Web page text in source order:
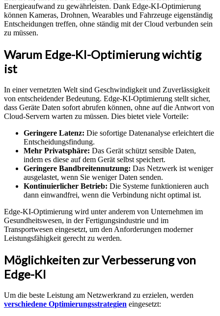
Energieaufwand zu gewährleisten. Dank Edge-KI-Optimierung
können Kameras, Drohnen, Wearables und Fahrzeuge eigenständig
Entscheidungen treffen, ohne ständig mit der Cloud verbunden sein
zu müssen.
Warum Edge-KI-Optimierung wichtig
ist
In einer vernetzten Welt sind Geschwindigkeit und Zuverlässigkeit
von entscheidender Bedeutung. Edge-KI-Optimierung stellt sicher,
dass Geräte Daten sofort abrufen können, ohne auf die Antwort von
Cloud-Servern warten zu müssen. Dies bietet viele Vorteile:
Geringere Latenz: Die sofortige Datenanalyse erleichtert die
Entscheidungsfindung.
Mehr Privatsphäre: Das Gerät schützt sensible Daten,
indem es diese auf dem Gerät selbst speichert.
Geringere Bandbreitennutzung: Das Netzwerk ist weniger
ausgelastet, wenn Sie weniger Daten senden.
Kontinuierlicher Betrieb: Die Systeme funktionieren auch
dann einwandfrei, wenn die Verbindung nicht optimal ist.
Edge-KI-Optimierung wird unter anderem von Unternehmen im
Gesundheitswesen, in der Fertigungsindustrie und im
Transportwesen eingesetzt, um den Anforderungen moderner
Leistungsfähigkeit gerecht zu werden.
Möglichkeiten zur Verbesserung von
Edge-KI
Um die beste Leistung am Netzwerkrand zu erzielen, werden
verschiedene Optimierungsstrategien eingesetzt: